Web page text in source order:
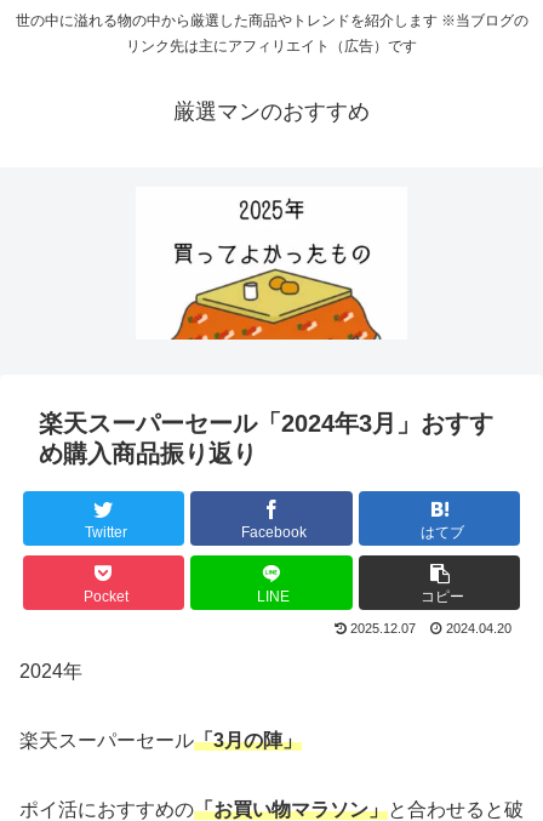
世の中に溢れる物の中から厳選した商品やトレンドを紹介します ※当ブログの
リンク先は主にアフィリエイト（広告）です
厳選マンのおすすめ
楽天スーパーセール「2024年3月」おすす
め購入商品振り返り
Twitter Facebook はてブ
Pocket LINE コピー
2025.12.07 2024.04.20
2024年
楽天スーパーセール「3月の陣」
ポイ活におすすめの「お買い物マラソン」と合わせると破